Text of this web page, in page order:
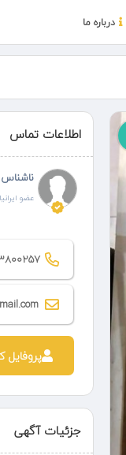
درباره ما
اطلاعات تماس
ناشناس
عضو ایرانیاز از
پروفایل
جزئیات آگهی